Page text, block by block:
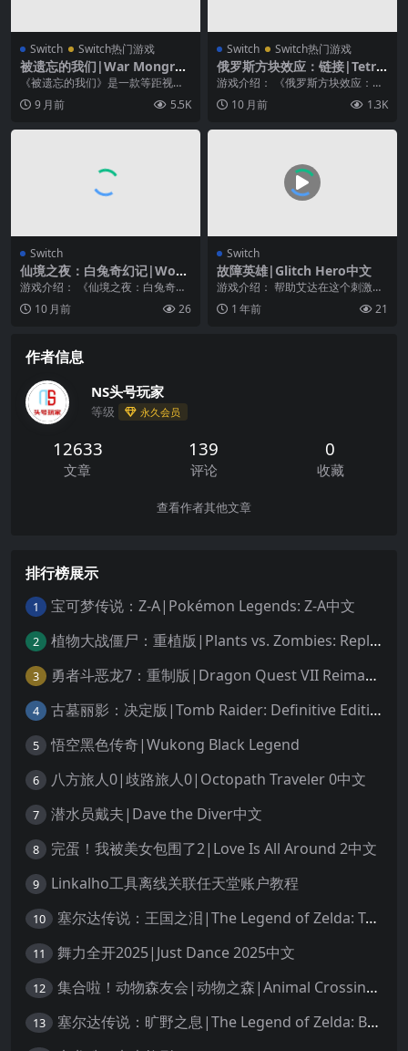
Switch Switch热门游戏
被遗忘的我们|War Mongrel
s中文
《被遗忘的我们》是一款等距视角
即时战术游戏，发生在第二次世界
大战欧洲战场的东线。...
9 月前 5.5K
Switch Switch热门游戏
俄罗斯方块效应：链接|Tetris
Effect: Connected中文
游戏介绍： 《俄罗斯方块效应：链
接》不仅保留了原先多种爽快创新
的单人模式，还新增...
10 月前 1.3K
Switch
仙境之夜：白兔奇幻记|Won
derland Nights: White Rab
游戏介绍： 《仙境之夜：白兔奇幻
记》是一个以日程安排为核心的视
觉小说游戏。故事发...
10 月前 26
Switch
故障英雄|Glitch Hero中文
游戏介绍： 帮助艾达在这个刺激的
动作解谜冒险中调试代码之地！ 与
阿达一同跳入迷人...
1 年前 21
作者信息
NS头号玩家
等级 永久会员
12633
文章
139
评论
0
收藏
查看作者其他文章
排行榜展示
1 宝可梦传说：Z-A|Pokémon Legends: Z-A中文
2 植物大战僵尸：重植版|Plants vs. Zombies: Replanted中文
3 勇者斗恶龙7：重制版|Dragon Quest VII Reimagined中文
4 古墓丽影：决定版|Tomb Raider: Definitive Edition中文
5 悟空黑色传奇|Wukong Black Legend
6 八方旅人0|歧路旅人0|Octopath Traveler 0中文
7 潜水员戴夫|Dave the Diver中文
8 完蛋！我被美女包围了2|Love Is All Around 2中文
9 Linkalho工具离线关联任天堂账户教程
10 塞尔达传说：王国之泪|The Legend of Zelda: Tears of the Kingdom中文
11 舞力全开2025|Just Dance 2025中文
12 集合啦！动物森友会|动物之森|Animal Crossing: New Horizons中文
13 塞尔达传说：旷野之息|The Legend of Zelda: Breath of the Wild中文